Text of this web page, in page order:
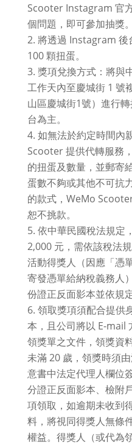
Scooter Instagram 官
個問題，即可參加抽獎。
將透過 Instagram 後
100 顆扭蛋。
獎項兌換方式：將與
工作天內至慶城街 1 號
山區慶城街1號）進行
台為主。
如無法於約定時間內
Scooter 提供代轉服務
的扭蛋及數量，並郵寄
蛋數不夠或其他不可抗
的款式，WeMo
恕不挑款。
依中華民國稅法規定
2,000 元，需依該稅法
活動得獎人（因應「憑
寄發憑單給納稅義務人
份證正反面影本並依規
領取獎項須配合提供
本，且公司將以 E-mail
領獎單之文件，領獎資
未滿 20 歲，領獎時須
意書中法定代理人欄位
分證正反面影本、檢附
項領取，如逾期未收到
料，將視同得獎人無條
權益。得獎人（或代為